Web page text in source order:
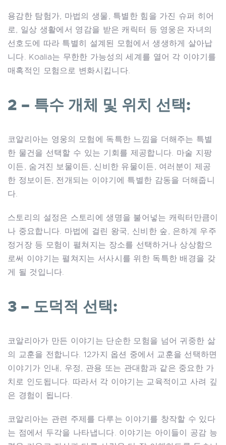
용감한 탐험가, 마법의 생물, 특별한 힘을 가진 슈퍼 히어
로, 일상 생활에서 영감을 받은 캐릭터 등 영웅은 자녀의
선호도에 따라 특별히 설계된 모험에서 생생하게 살아납
니다. Koalia는 무한한 가능성의 세계를 열어 각 이야기를
매혹적인 모험으로 변화시킵니다.
2 – 특수 개체 및 위치 선택:
코알리아는 영웅의 모험에 독특한 느낌을 더해주는 특별
한 물건을 선택할 수 있는 기회를 제공합니다. 마술 지팡
이든, 숨겨진 보물이든, 신비한 유물이든, 여러분이 제공
한 정보이든, 전개되는 이야기에 특별한 감동을 더해줍니
다.
스토리의 설정은 스토리에 생명을 불어넣는 캐릭터만큼이
나 중요합니다. 마법에 걸린 왕국, 신비한 숲, 은하계 우주
정거장 등 모험이 펼쳐지는 장소를 선택하거나 상상함으
로써 이야기는 펼쳐지는 서사시를 위한 독특한 배경을 갖
게 될 것입니다.
3 – 도덕적 선택:
코알리아가 만든 이야기는 단순한 모험을 넘어 귀중한 삶
의 교훈을 전합니다. 12가지 옵션 중에서 교훈을 선택하면
이야기가 인내, 우정, 관용 또는 관대함과 같은 중요한 가
치로 인도됩니다. 따라서 각 이야기는 교육적이고 사려 깊
은 경험이 됩니다.
코알리아는 관련 주제를 다루는 이야기를 창작할 수 있다
는 점에서 두각을 나타냅니다. 이야기는 아이들이 공감 능